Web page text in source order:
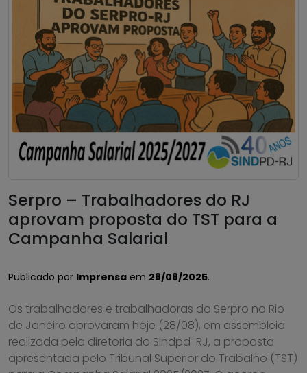
Serpro – Trabalhadores do RJ
aprovam proposta do TST para a
Campanha Salarial
Publicado por Imprensa em 28/08/2025.
Os trabalhadores e trabalhadoras do Serpro no Rio
de Janeiro aprovaram hoje (28/08), em assembleia
realizada pela diretoria do Sindpd-RJ, a proposta
apresentada pelo Tribunal Superior do Trabalho (TST)